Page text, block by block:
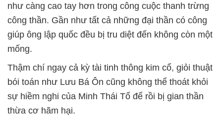
như càng cao tay hơn trong công cuộc thanh trừng
công thần. Gần như tất cả những đại thần có công
giúp ông lập quốc đều bị tru diệt đến không còn một
mống.
Thậm chí ngay cả kỳ tài tinh thông kim cổ, giỏi thuật
bói toán như Lưu Bá Ôn cũng không thể thoát khỏi
sự hiềm nghi của Minh Thái Tổ để rồi bị gian thần
thừa cơ hãm hại.